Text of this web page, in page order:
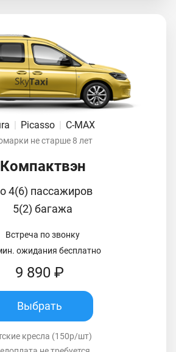
| Picasso | C-MAX
не старше 8 лет
Компактвэн
4(6) пассажиров
5(2) багажа
Встреча по звонку
ожидания бесплатно
9 890 ₽
Выбрать
кресла (150р/шт)